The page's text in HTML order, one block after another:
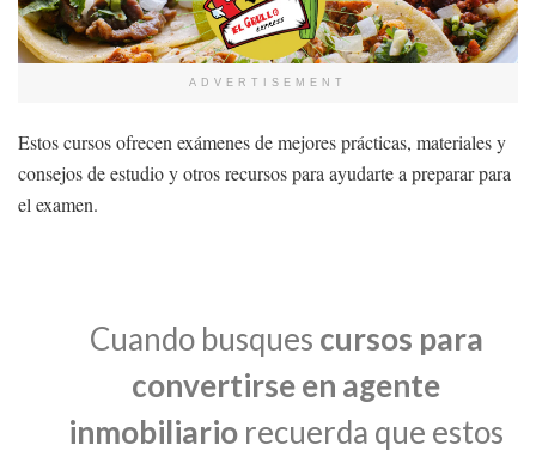
ADVERTISEMENT
Estos cursos ofrecen exámenes de mejores prácticas, materiales y
consejos de estudio y otros recursos para ayudarte a preparar para
el examen.
Cuando busques cursos para
convertirse en agente
inmobiliario recuerda que estos